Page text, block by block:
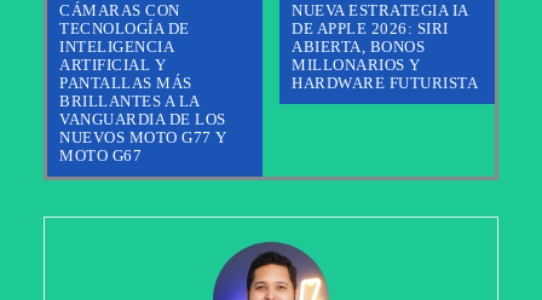
CÁMARAS CON
TECNOLOGÍA DE
INTELIGENCIA
ARTIFICIAL Y
PANTALLAS MÁS
BRILLANTES A LA
VANGUARDIA DE LOS
NUEVOS MOTO G77 Y
MOTO G67
NUEVA ESTRATEGIA IA
DE APPLE 2026: SIRI
ABIERTA, BONOS
MILLONARIOS Y
HARDWARE FUTURISTA